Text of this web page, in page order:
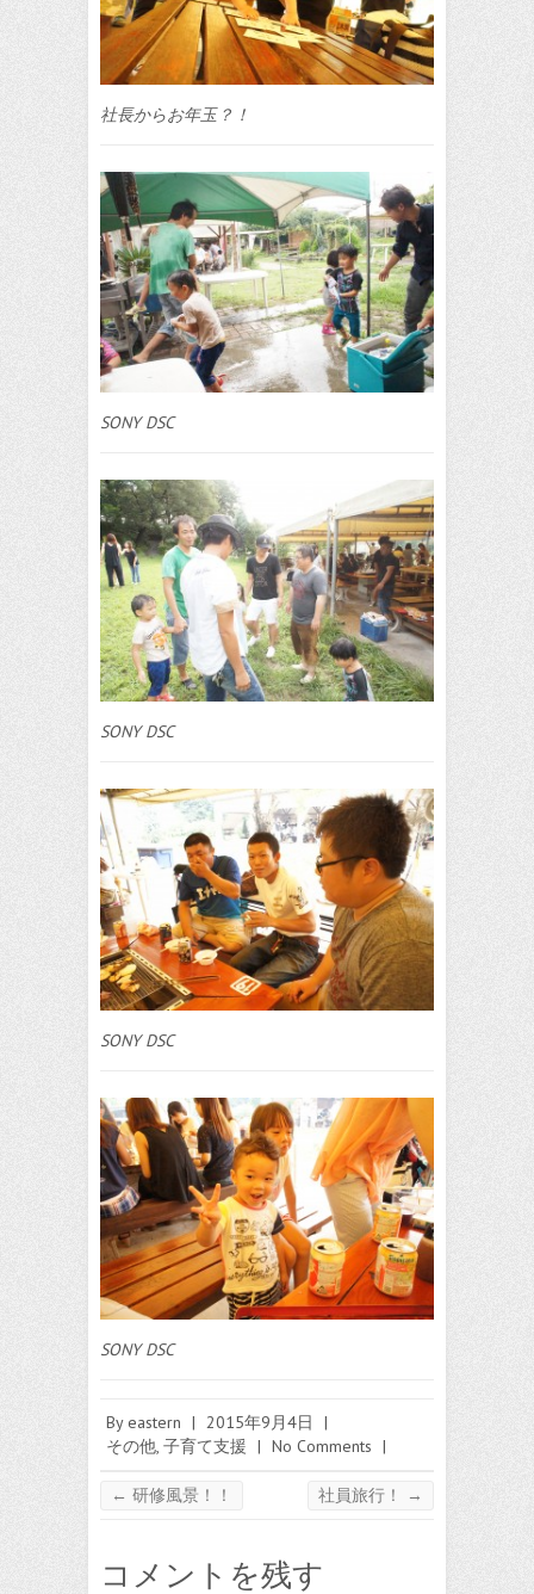
社長からお年玉？！
SONY DSC
SONY DSC
SONY DSC
SONY DSC
Byeastern | 2015年9月4日
|
その他 子育て支援 | No Comments |
← 研修風景！！ 社員旅行！ →
コメントを残す